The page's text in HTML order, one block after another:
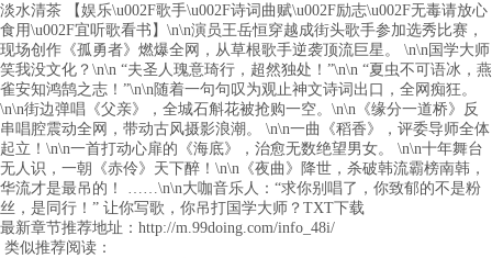
淡水清茶 【娱乐\u002F歌手\u002F诗词曲赋\u002F励志\u002F无毒请放心
食用\u002F宜听歌看书】\n\n演员王岳恒穿越成街头歌手参加选秀比赛，
现场创作《孤勇者》燃爆全网，从草根歌手逆袭顶流巨星。 \n\n国学大师
笑我没文化？\n\n “夫圣人瑰意琦行，超然独处！”\n\n “夏虫不可语冰，燕
雀安知鸿鹄之志！”\n\n随着一句句叹为观止神文诗词出口，全网痴狂。
\n\n街边弹唱《父亲》，全城石斛花被抢购一空。\n\n《缘分一道桥》反
串唱腔震动全网，带动古风摄影浪潮。 \n\n一曲《稻香》，评委导师全体
起立！\n\n一首打动心扉的《海底》，治愈无数绝望男女。 \n\n十年舞台
无人识，一朝《赤伶》天下醉！\n\n《夜曲》降世，杀破韩流霸榜南韩，
华流才是最吊的！ ……\n\n大咖音乐人：“求你别唱了，你致郁的不是粉
丝，是同行！” 让你写歌，你吊打国学大师？TXT下载
最新章节推荐地址：http://m.99doing.com/info_48i/
类似推荐阅读：